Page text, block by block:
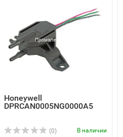
Honeywell
DPRCAN0005NG0000A5
(0) В наличии